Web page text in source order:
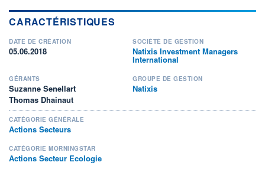
CARACTÉRISTIQUES
DATE DE CRÉATION
05.06.2018
SOCIÉTÉ DE GESTION
Natixis Investment Managers
International
GÉRANTS
Suzanne Senellart
Thomas Dhainaut
GROUPE DE GESTION
Natixis
CATÉGORIE GÉNÉRALE
Actions Secteurs
CATÉGORIE MORNINGSTAR
Actions Secteur Ecologie